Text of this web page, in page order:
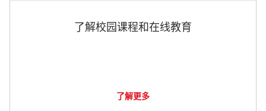
了解校园课程和在线教育
了解更多